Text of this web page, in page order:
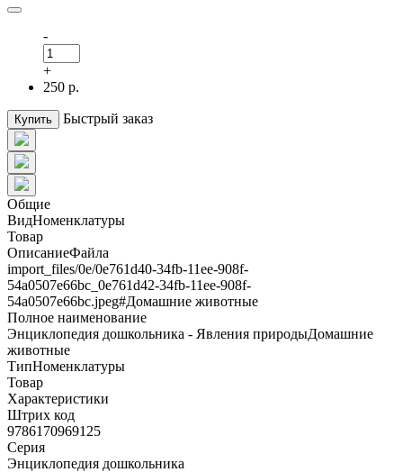
-
+
250 р.
Купить Быстрый заказ
Общие
ВидНоменклатуры
Товар
ОписаниеФайла
import_files/0e/0e761d40-34fb-11ee-908f-
54a0507e66bc_0e761d42-34fb-11ee-908f-
54a0507e66bc.jpeg#Домашние животные
Полное наименование
Энциклопедия дошкольника - Явления природыДомашние
животные
ТипНоменклатуры
Товар
Характеристики
Штрих код
9786170969125
Серия
Энциклопедия дошкольника